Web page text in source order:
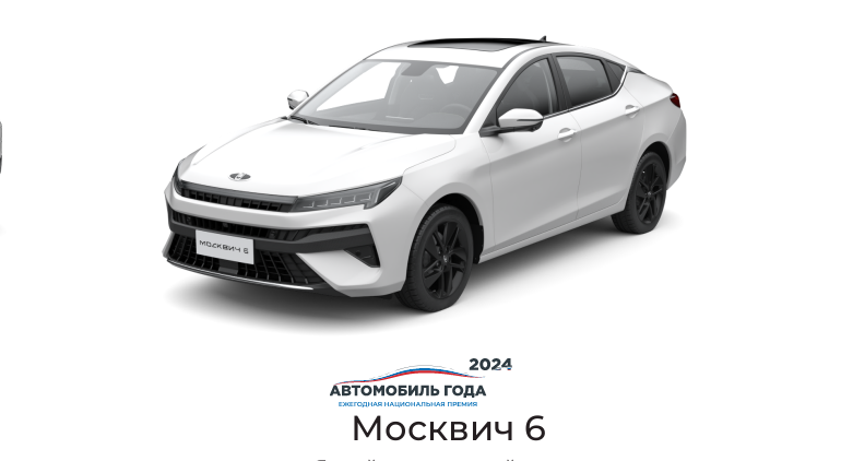
Москвич 6